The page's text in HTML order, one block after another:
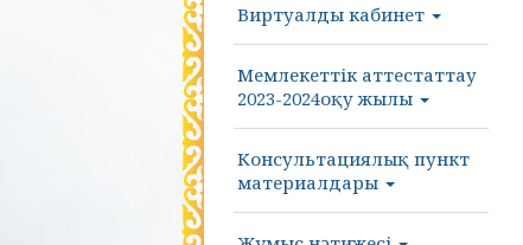
Виртуалды кабинет
Мемлекеттік аттестаттау
2023-2024оқу жылы
Консультациялық пункт
материалдары